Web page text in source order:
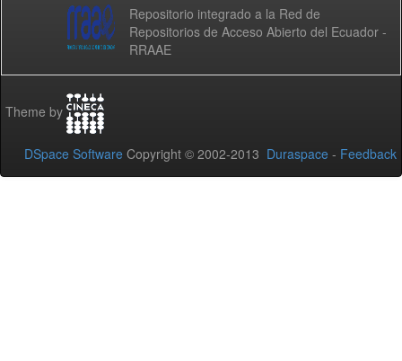
Repositorio integrado a la Red de
Repositorios de Acceso Abierto del Ecuador -
RRAAE
Theme by
DSpace Software Copyright © 2002-2013 Duraspace - Feedback